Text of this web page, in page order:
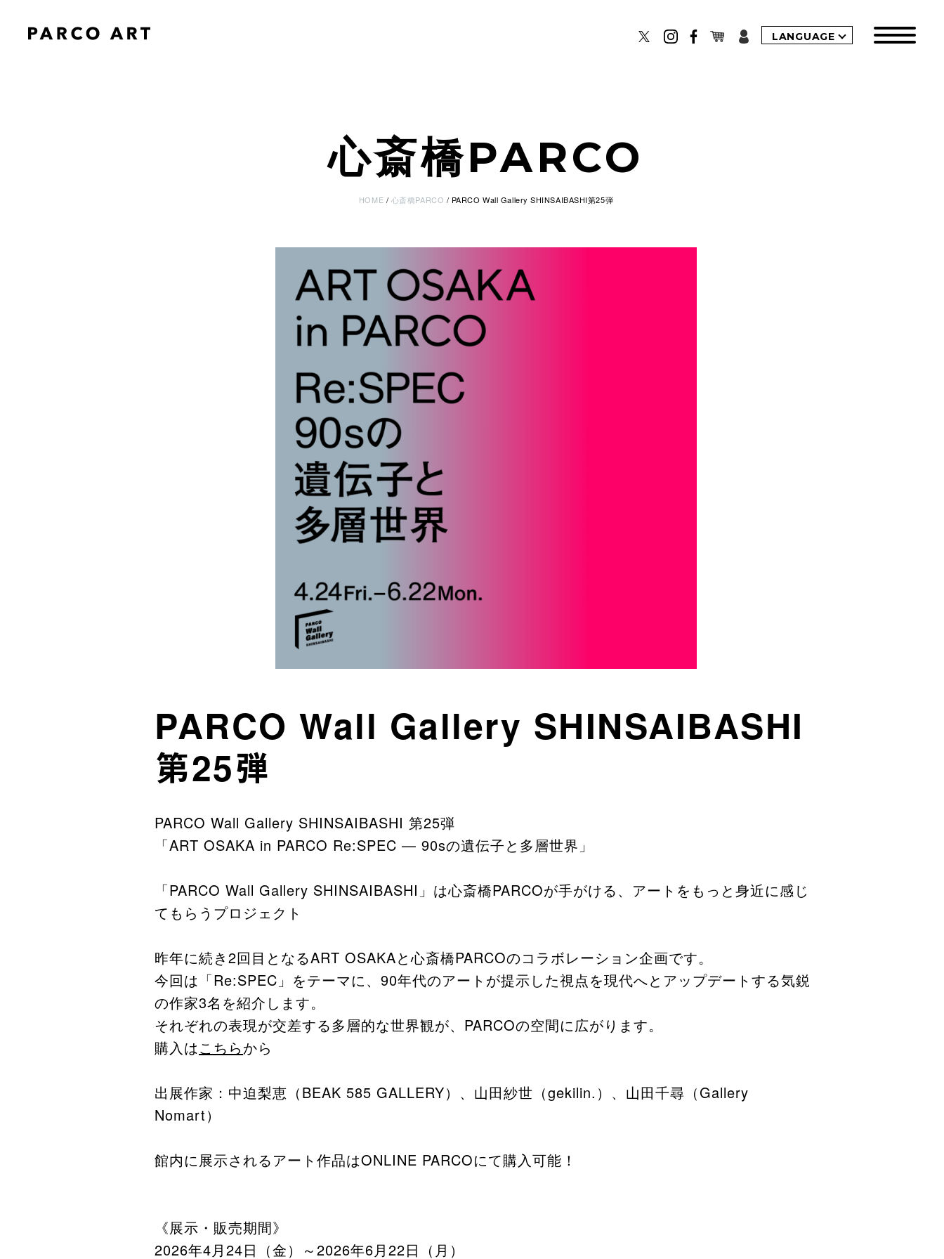
LANGUAGE
心斎橋PARCO
HOME 心斎橋PARCO PARCO Wall Gallery SHINSAIBASHI第25弾
PARCO Wall Gallery SHINSAIBASHI
第25弾
PARCO Wall Gallery SHINSAIBASHI 第25弾
「ART OSAKA in PARCO Re:SPEC — 90sの遺伝子と多層世界」
「PARCO Wall Gallery SHINSAIBASHI」は心斎橋PARCOが手がける、アートをもっと身近に感じ
てもらうプロジェクト
昨年に続き2回目となるART OSAKAと心斎橋PARCOのコラボレーション企画です。
今回は「Re:SPEC」をテーマに、90年代のアートが提示した視点を現代へとアップデートする気鋭
の作家3名を紹介します。
それぞれの表現が交差する多層的な世界観が、PARCOの空間に広がります。
購入はこちらから
出展作家：中迫梨恵（BEAK 585 GALLERY）、山田紗世（gekilin.）、山田千尋（Gallery
Nomart）
館内に展示されるアート作品はONLINE PARCOにて購入可能！
《展示・販売期間》
2026年4月24日（金）～2026年6月22日（月）